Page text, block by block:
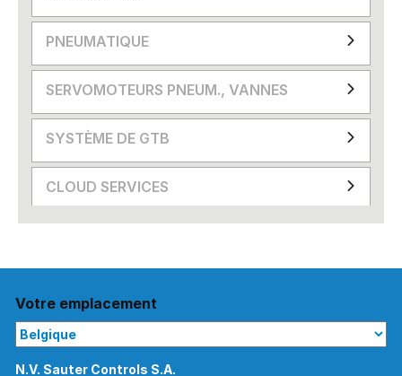
PNEUMATIQUE
SERVOMOTEURS PNEUM., VANNES
SYSTÈME DE GTB
CLOUD SERVICES
Votre emplacement
N.V. Sauter Controls S.A.